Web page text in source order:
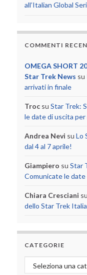
all’Italian Global
COMMENTI
OMEGA SHORT
Star Trek News su
arrivati in finale
Troc su Star Trek:
le date di uscita per
Andrea Nevi su Lo
dal 4 al 7 aprile!
Giampiero su Star
Comunicate le date
Chiara Cresciani su
dello Star Trek
CATEGORIE
Categorie